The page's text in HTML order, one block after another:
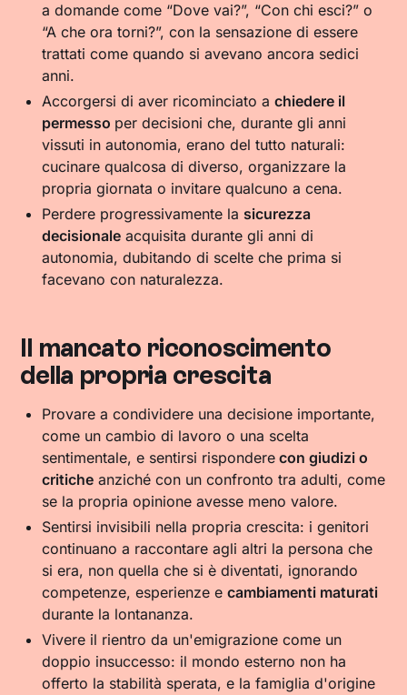
a domande come “Dove vai?”, “Con chi esci?” o
“A che ora torni?”, con la sensazione di essere
trattati come quando si avevano ancora sedici
anni.
Accorgersi di aver ricominciato achiedere il
permesso per decisioni che, durante gli anni
vissuti in autonomia, erano del tutto naturali:
cucinare qualcosa di diverso, organizzare la
propria giornata o invitare qualcuno a cena.
Perdere progressivamente la sicurezza
decisionale acquisita durante gli anni di
autonomia, dubitando di scelte che prima si
facevano con naturalezza.
Il mancato riconoscimento
della propria crescita
Provare a condividere una decisione importante,
come un cambio di lavoro o una scelta
sentimentale, e sentirsi rispondere con giudizi o
critiche anziché con un confronto tra adulti, come
se la propria opinione avesse meno valore.
Sentirsi invisibili nella propria crescita: i genitori
continuano a raccontare agli altri la persona che
si era, non quella che si è diventati, ignorando
competenze, esperienze ecambiamenti maturati
durante la lontananza.
Vivere il rientro da un'emigrazione come un
doppio insuccesso: il mondo esterno non ha
offerto la stabilità sperata, e la famiglia d'origine